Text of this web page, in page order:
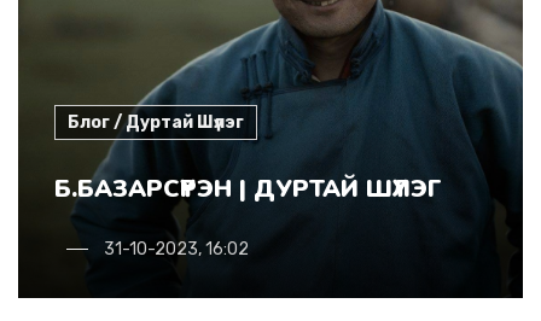
Блог / Дуртай Шүлэг
Б.БАЗАРСҮРЭН | ДУРТАЙ ШҮЛЭГ
31-10-2023, 16:02